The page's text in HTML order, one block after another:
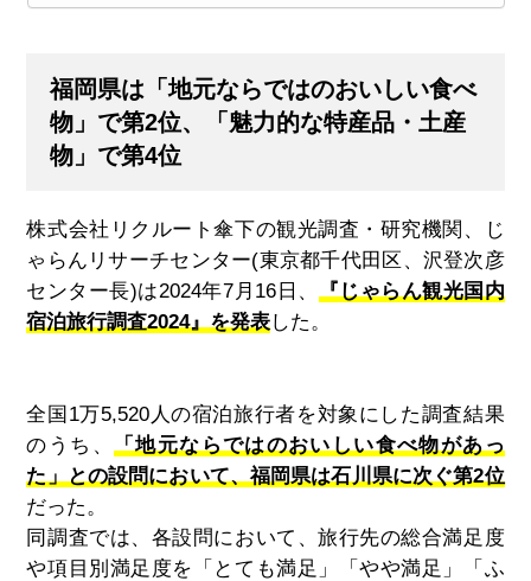
福岡県は「地元ならではのおいしい食べ
物」で第2位、「魅力的な特産品・土産
物」で第4位
株式会社リクルート傘下の観光調査・研究機関、じ
ゃらんリサーチセンター(東京都千代田区、沢登次彦
センター長)は2024年7 月 16 日、 『じゃらん観光国内
宿泊旅行調査2024』を発表した。
全国 1万5,520人の宿泊旅行者を対象にした調査結果
のうち、 「地元ならではのおいしい食べ物があっ
た」との設問において、福岡県は石川県に次ぐ第2位
だった。
同調査では、各設問において、旅行先の総合満足度
や項目別満足度を「とても満足」「やや満足」「ふ